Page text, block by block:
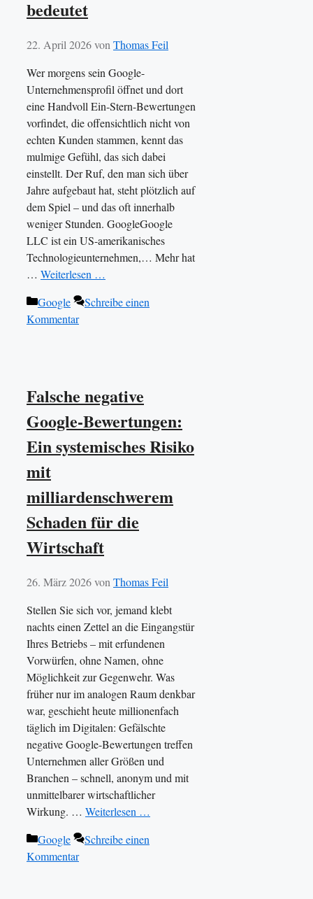
bedeutet
22. April 2026vonThomas Feil
Wer morgens sein Google-
Unternehmensprofil öffnet und dort
eine Handvoll Ein-Stern-Bewertungen
vorfindet, die offensichtlich nicht von
echten Kunden stammen, kennt das
mulmige Gefühl, das sich dabei
einstellt. Der Ruf, den man sich über
Jahre aufgebaut hat, steht plötzlich auf
dem Spiel – und das oft innerhalb
weniger Stunden. GoogleGoogle
LLC ist ein US-amerikanisches
Technologieunternehmen,… Mehr hat
… Weiterlesen …
Kategorien
Google
Schreibe einen
Kommentar
Falsche negative
Google-Bewertungen:
Ein systemisches Risiko
mit
milliardenschwerem
Schaden für die
Wirtschaft
26. März 2026von Thomas Feil
Stellen Sie sich vor, jemand klebt
nachts einen Zettel an die Eingangstür
Ihres Betriebs – mit erfundenen
Vorwürfen, ohne Namen, ohne
Möglichkeit zur Gegenwehr. Was
früher nur im analogen Raum denkbar
war, geschieht heute millionenfach
täglich im Digitalen: Gefälschte
negative Google-Bewertungen treffen
Unternehmen aller Größen und
Branchen – schnell, anonym und mit
unmittelbarer wirtschaftlicher
Wirkung. … Weiterlesen …
Kategorien
Google
Schreibe einen
Kommentar